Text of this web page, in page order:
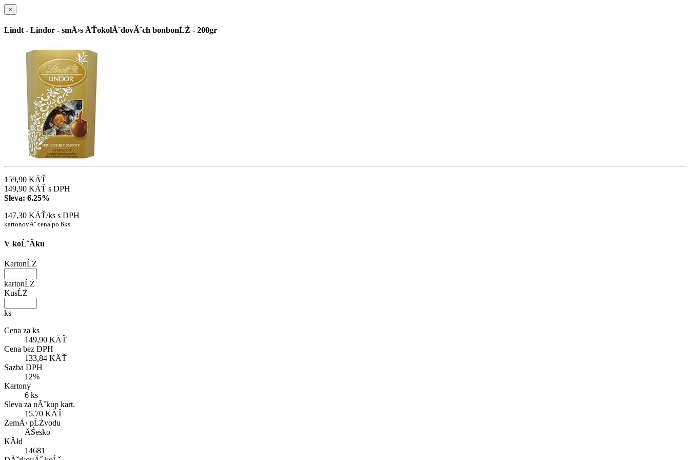
×
Lindt - Lindor - smÄ›s ÄŤokolĂˇdovĂ˝ch bonbonĹŻ - 200gr
159,90 KÄŤ
149,90 KÄŤ s DPH
Sleva: 6.25%
147,30 KÄŤ/ks s DPH
kartonovĂˇ cena po 6ks
V koĹˇĂ­ku
KartonĹŻ
kartonĹŻ
KusĹŻ
ks
Cena za ks
149,90 KÄŤ
Cena bez DPH
133,84 KÄŤ
Sazba DPH
12%
Kartony
6 ks
Sleva za nĂˇkup kart.
15,70 KÄŤ
ZemÄ› pĹŻvodu
ÄŚesko
KĂłd
14681